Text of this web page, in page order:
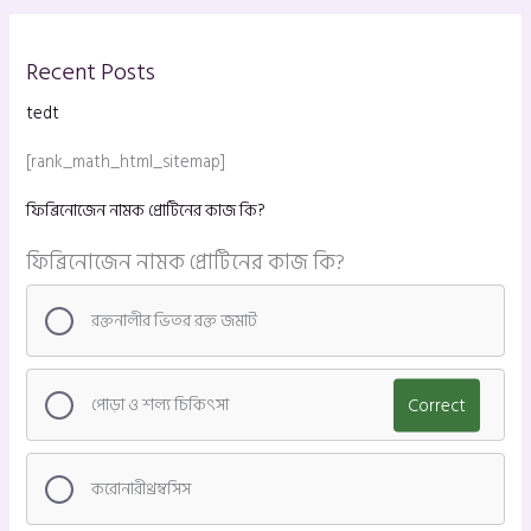
Recent Posts
tedt
[rank_math_html_sitemap]
ফিব্রিনোজেন নামক প্রোটিনের কাজ কি?
ফিব্রিনোজেন নামক প্রোটিনের কাজ কি?
রক্তনালীর ভিতর রক্ত জমাট
পোড়া ও শল্য চিকিৎসা Correct
করোনারীথ্রম্বসিস